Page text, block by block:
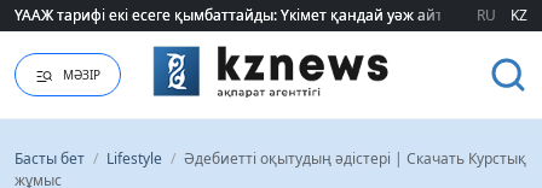
"320 мың теңге таппасаң... кедейсің": әлеуметтің табысы туралы түсінігі
RU KZ
МӘЗІР
Басты бет / Lifestyle / Әдебиетті оқытудың әдістері | Скачать Курстық
жұмыс